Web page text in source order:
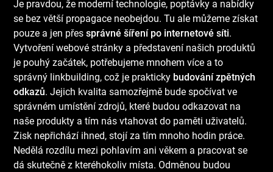
Je pravdou, že moderní technologie, poptávky a nabídky
se bez větší propagace neobejdou. Tu ale můžeme získat
pouze a jen přessprávné šíření po internetové síti.
Vytvoření webové stránky a představení našich produktů
je pouhý začátek, potřebujeme mnohem více a to
správný linkbuilding, což je prakticky budování zpětných
odkazů. Jejich kvalita samozřejmě bude spočívat ve
správném umístění zdrojů, které budou odkazovat na
naše produkty a tím nás vtahovat do paměti uživatelů.
Zisk nepřichází ihned, stojí za tím mnoho hodin práce.
Nedělá rozdílu mezi pohlavím ani věkem a pracovat se
dá skutečně z kteréhokoliv místa. Odměnou budou